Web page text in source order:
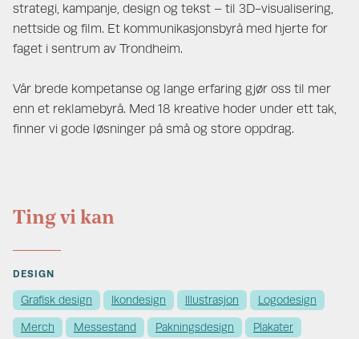
strategi, kampanje, design og tekst – til 3D-visualisering,
nettside og film. Et kommunikasjonsbyrå med hjerte for
faget i sentrum av Trondheim.
Vår brede kompetanse og lange erfaring gjør oss til mer
enn et reklamebyrå. Med 18 kreative hoder under ett tak,
finner vi gode løsninger på små og store oppdrag.
Ting vi kan
DESIGN
Grafisk design Ikondesign Illustrasjon Logodesign
Merch Messestand Pakningsdesign Plakater